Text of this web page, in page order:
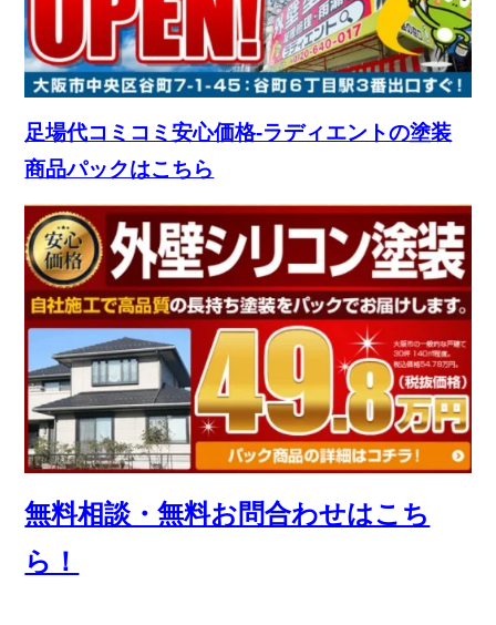
足場代コミコミ安心価格-ラディエントの塗装
商品パックはこちら
無料相談・無料お問合わせはこち
ら！